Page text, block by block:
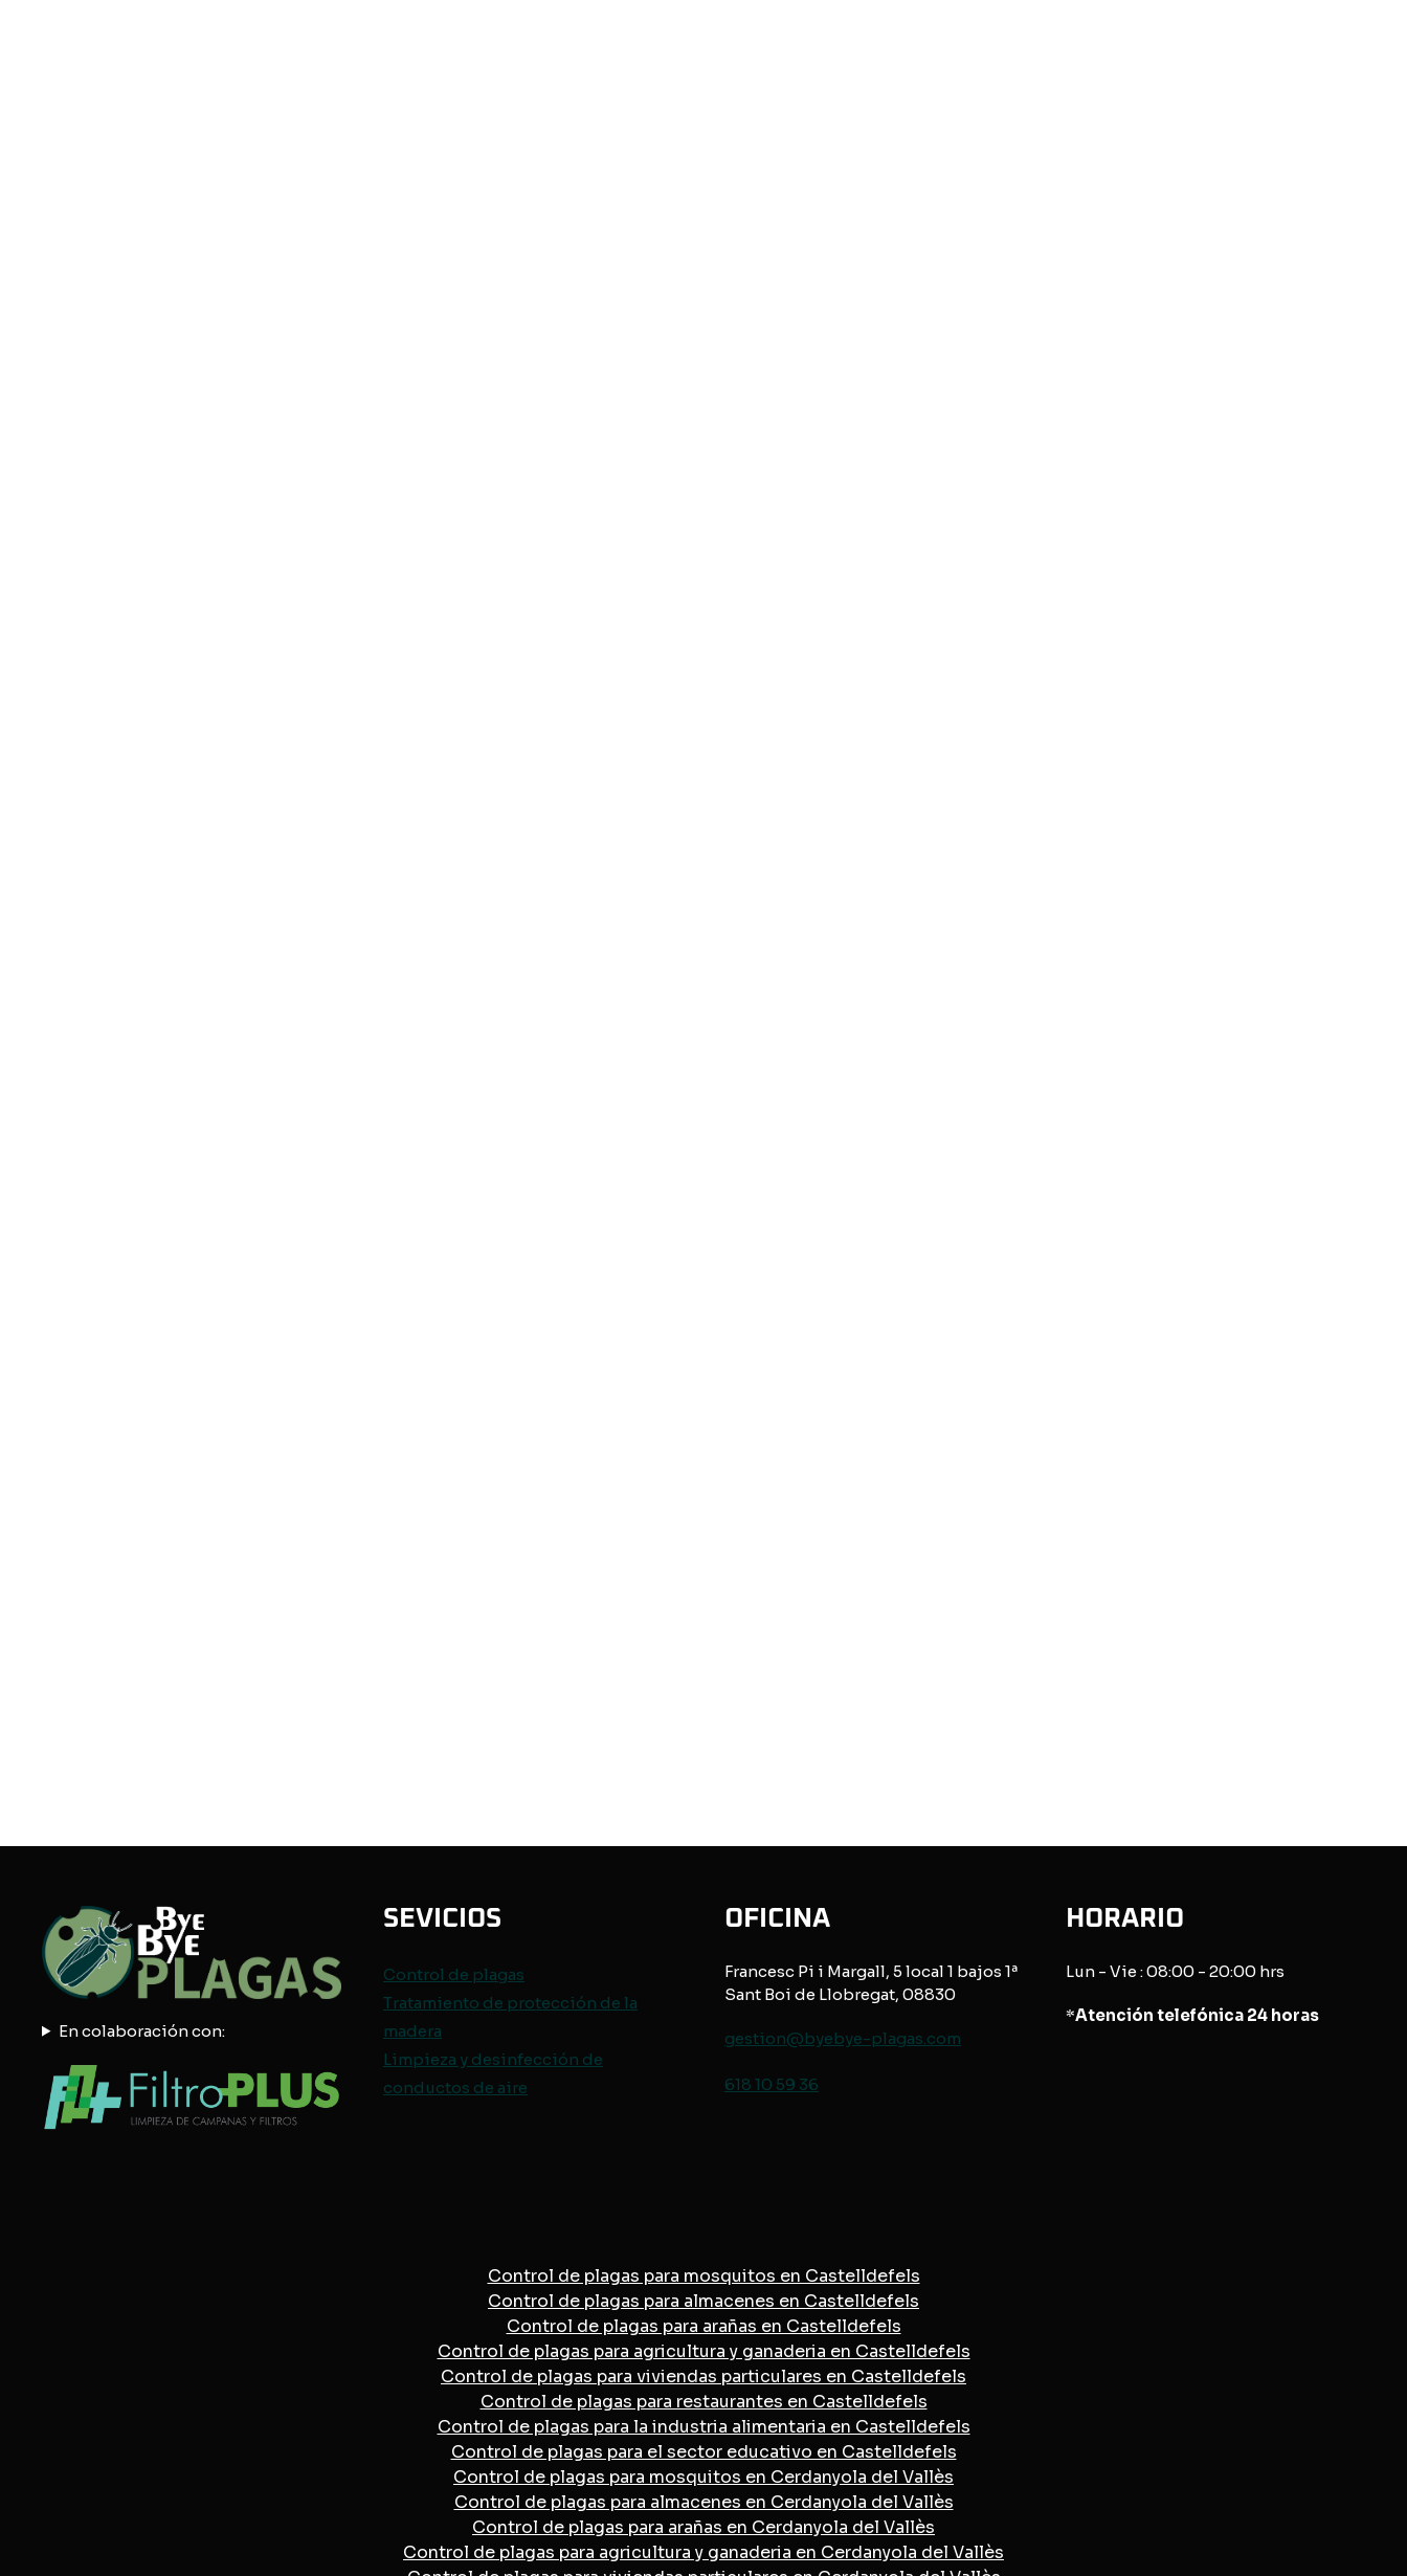
En colaboración con:
SEVICIOS
Control de plagas
Tratamiento de protección de la
madera
Limpieza y desinfección de
conductos de aire
OFICINA
Francesc Pi i Margall, 5 local 1 bajos 1ª
Sant Boi de Llobregat, 08830
gestion@byebye-plagas.com
618 10 59 36
HORARIO
Lun - Vie : 08:00 - 20:00 hrs
*Atención telefónica 24 horas
Control de plagas para mosquitos en Castelldefels
Control de plagas para almacenes en Castelldefels
Control de plagas para arañas en Castelldefels
Control de plagas para agricultura y ganaderia en Castelldefels
Control de plagas para viviendas particulares en Castelldefels
Control de plagas para restaurantes en Castelldefels
Control de plagas para la industria alimentaria en Castelldefels
Control de plagas para el sector educativo en Castelldefels
Control de plagas para mosquitos en Cerdanyola del Vallès
Control de plagas para almacenes en Cerdanyola del Vallès
Control de plagas para arañas en Cerdanyola del Vallès
Control de plagas para agricultura y ganaderia en Cerdanyola del Vallès